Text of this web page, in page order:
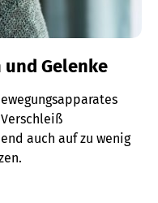
Gelenke
auch auf zu wenig